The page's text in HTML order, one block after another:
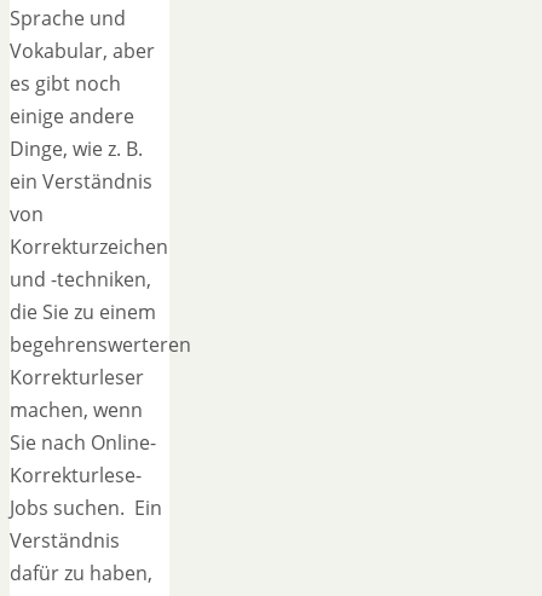
Sprache und
Vokabular, aber
es gibt noch
einige andere
Dinge, wie z. B.
ein Verständnis
von
Korrekturzeichen
und -techniken,
die Sie zu einem
begehrenswerteren
Korrekturleser
machen, wenn
Sie nach Online-
Korrekturlese-
Jobs suchen. Ein
Verständnis
dafür zu haben,